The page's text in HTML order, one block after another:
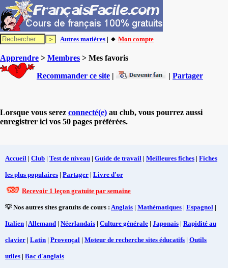
Autres matières | 🔸 Mon compte
Apprendre > Membres > Mes favoris
Recommander ce site | | Partager
Lorsque vous serez connecté(e) au club, vous pourrez aussi
enregistrer ici vos 50 pages préférées.
Accueil | Club | Test de niveau | Guide de travail | Meilleures fiches | Fiches
les plus populaires | Partager | Livre d'or
Recevoir 1 leçon gratuite par semaine
💡 Nos autres sites gratuits de cours : Anglais | Mathématiques | Espagnol |
Italien | Allemand | Néerlandais | Culture générale | Japonais | Rapidité au
clavier | Latin | Provençal | Moteur de recherche sites éducatifs | Outils
utiles | Bac d'anglais